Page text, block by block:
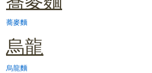
蕎麥麵
烏龍
烏龍麵